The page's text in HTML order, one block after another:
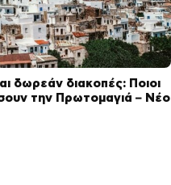
δωρεάν διακοπές: Ποιοι
την Πρωτομαγιά – Νέο